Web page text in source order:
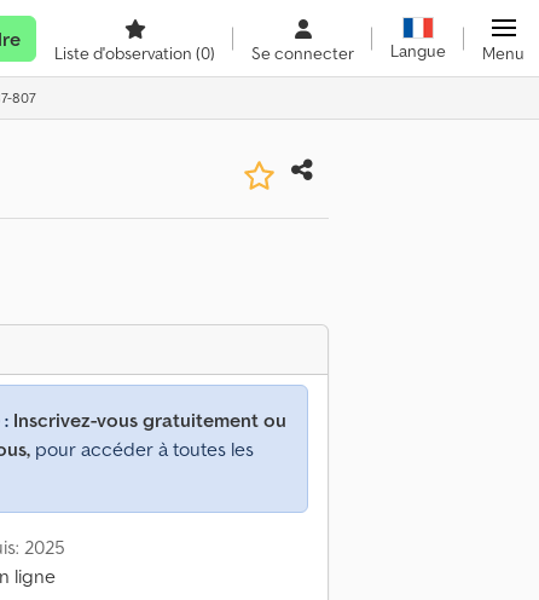
Liste d'observation (0) Se connecter Langue Menu
807
Inscrivez-vous gratuitement ou
pour accéder à toutes les
2025
ligne